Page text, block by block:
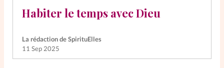
Habiter le temps avec Dieu
La rédaction de SpirituElles
11 Sep 2025